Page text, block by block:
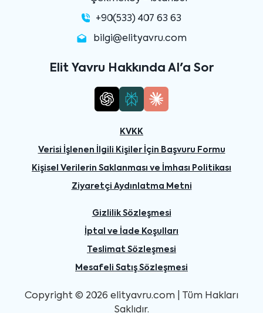
+90(533) 407 63 63
bilgi@elityavru.com
Elit Yavru Hakkında AI'a Sor
KVKK
Verisi İşlenen İlgili Kişiler İçin Başvuru Formu
Kişisel Verilerin Saklanması ve İmhası Politikası
Ziyaretçi Aydınlatma Metni
Gizlilik Sözleşmesi
İptal ve İade Koşulları
Teslimat Sözleşmesi
Mesafeli Satış Sözleşmesi
Copyright © 2026 elityavru.com | Tüm Hakları
Saklıdır.